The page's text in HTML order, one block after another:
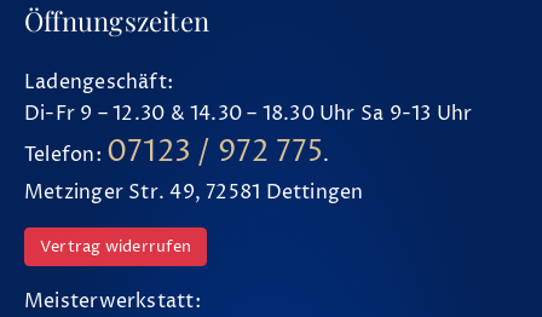
Öffnungszeiten
Ladengeschäft:
Di-Fr 9 – 12.30 & 14.30 – 18.30 Uhr Sa 9-13 Uhr
Telefon: 07123 / 972 775.
Metzinger Str. 49, 72581 Dettingen
Vertrag widerrufen
Meisterwerkstatt: